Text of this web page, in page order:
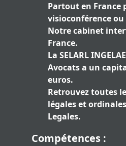
Partout en France
visioconférence
Notre cabinet
France.
La SELARL
Avocats a un
euros.
Retrouvez toutes
légales et
Legales.
Compétences :